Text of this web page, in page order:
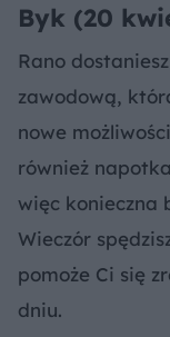
Byk (20
Rano
zawodową,
nowe
również
więc konieczna
Wieczór
pomoże Ci się
dniu.